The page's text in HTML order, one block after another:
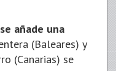
añade una
(Baleares) y
(Canarias) se